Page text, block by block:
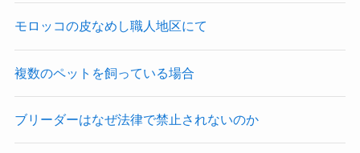
モロッコの皮なめし職人地区にて
複数のペットを飼っている場合
ブリーダーはなぜ法律で禁止されないのか